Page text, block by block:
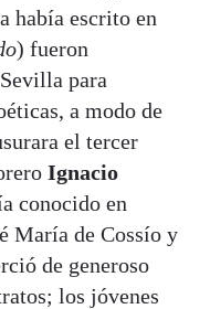
había escrito en
) fueron
para
a modo de
el tercer
Ignacio
conocido en
María de Cossío y
de generoso
los jóvenes